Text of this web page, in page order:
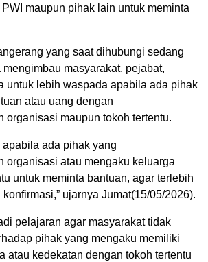
maupun pihak lain untuk meminta
yang saat dihubungi sedang
masyarakat, pejabat,
untuk lebih waspada apabila ada pihak
atau uang dengan
organisasi maupun tokoh tertentu.
apabila ada pihak yang
organisasi atau mengaku keluarga
untuk meminta bantuan, agar terlebih
ujarnya Jumat(15/05/2026).
pelajaran agar masyarakat tidak
pihak yang mengaku memiliki
atau kedekatan dengan tokoh tertentu